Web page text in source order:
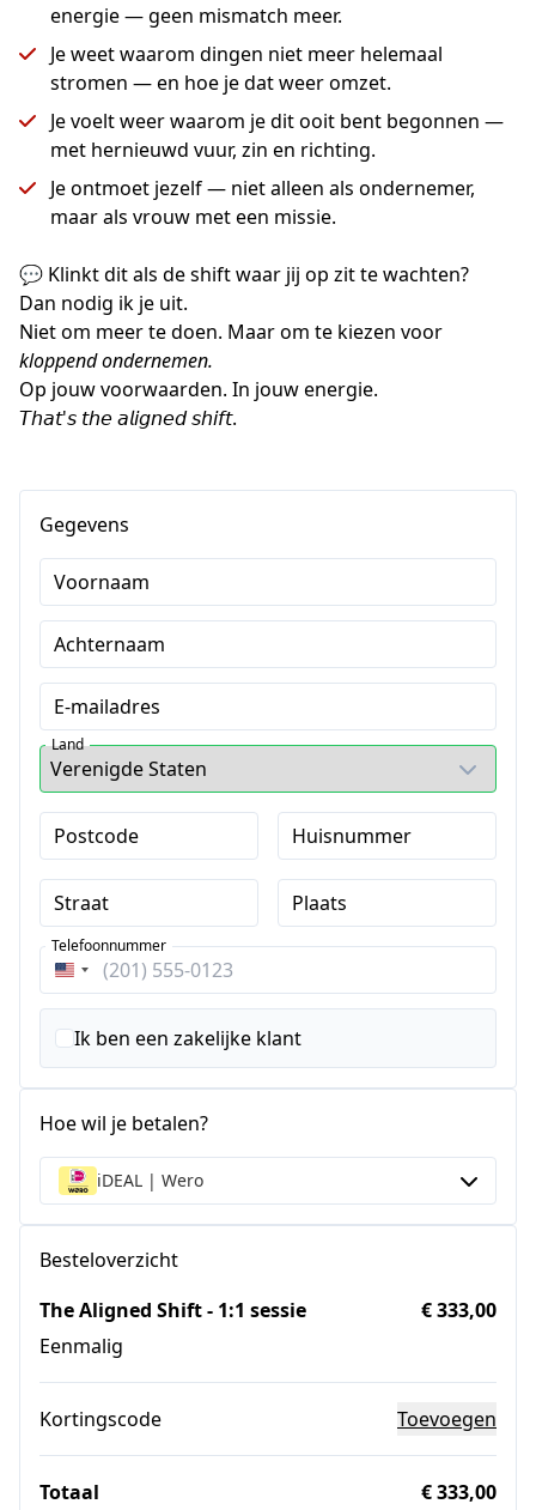
energie — geen mismatch meer.
Je weet waarom dingen niet meer helemaal
stromen — en hoe je dat weer omzet.
Je voelt weer waarom je dit ooit bent begonnen —
met hernieuwd vuur, zin en richting.
Je ontmoet jezelf — niet alleen als ondernemer,
maar als vrouw met een missie.
💬 Klinkt dit als de shift waar jij op zit te wachten?
Dan nodig ik je uit.
kloppend ondernemen.
Op jouw voorwaarden. In jouw energie.
𝘛𝘩𝘢𝘵'𝘴 𝘵𝘩𝘦 𝘢𝘭𝘪𝘨𝘯𝘦𝘥 𝘴𝘩𝘪𝘧𝘵.
Gegevens
Voornaam
Achternaam
E-mailadres
Land
Postcode Huisnummer
Straat Plaats
Verenigde
Staten
+1
Telefoonnummer
Ik ben een zakelijke klant
Hoe wil je betalen?
iDEAL | Wero
Besteloverzicht
The Aligned Shift - 1:1 sessie
Eenmalig
€ 333,00
Kortingscode Toevoegen
Totaal € 333,00